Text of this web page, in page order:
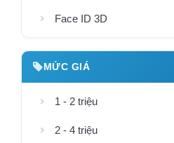
Face ID 3D
MỨC GIÁ
1 - 2 triệu
2 - 4 triệu